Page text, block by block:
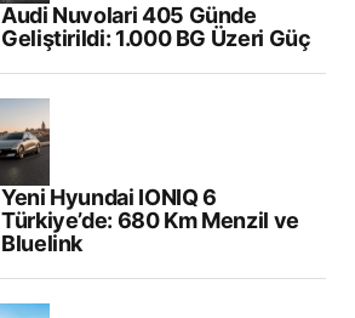
Audi Nuvolari 405 Günde
Geliştirildi: 1.000 BG Üzeri Güç
Yeni Hyundai IONIQ 6
Türkiye’de: 680 Km Menzil ve
Bluelink